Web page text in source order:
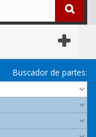
Buscador de partes: